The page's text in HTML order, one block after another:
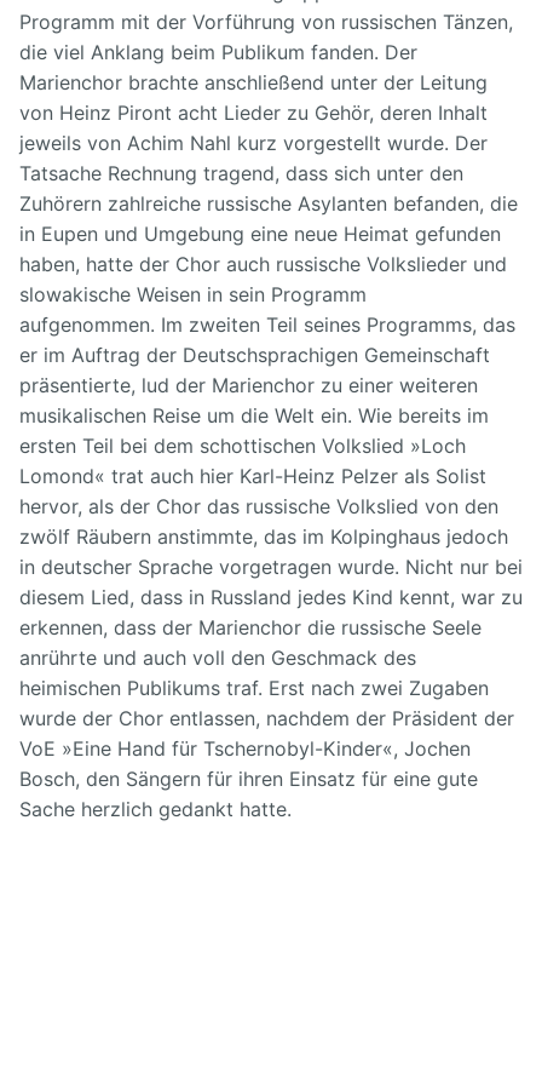
Programm mit der Vorführung von russischen Tänzen,
die viel Anklang beim Publikum fanden. Der
Marienchor brachte anschließend unter der Leitung
von Heinz Piront acht Lieder zu Gehör, deren Inhalt
jeweils von Achim Nahl kurz vorgestellt wurde. Der
Tatsache Rechnung tragend, dass sich unter den
Zuhörern zahlreiche russische Asylanten befanden, die
in Eupen und Umgebung eine neue Heimat gefunden
haben, hatte der Chor auch russische Volkslieder und
slowakische Weisen in sein Programm
aufgenommen. Im zweiten Teil seines Programms, das
er im Auftrag der Deutschsprachigen Gemeinschaft
präsentierte, lud der Marienchor zu einer weiteren
musikalischen Reise um die Welt ein. Wie bereits im
ersten Teil bei dem schottischen Volkslied »Loch
Lomond« trat auch hier Karl-Heinz Pelzer als Solist
hervor, als der Chor das russische Volkslied von den
zwölf Räubern anstimmte, das im Kolpinghaus jedoch
in deutscher Sprache vorgetragen wurde. Nicht nur bei
diesem Lied, dass in Russland jedes Kind kennt, war zu
erkennen, dass der Marienchor die russische Seele
anrührte und auch voll den Geschmack des
heimischen Publikums traf. Erst nach zwei Zugaben
wurde der Chor entlassen, nachdem der Präsident der
VoE »Eine Hand für Tschernobyl-Kinder«, Jochen
Bosch, den Sängern für ihren Einsatz für eine gute
Sache herzlich gedankt hatte.